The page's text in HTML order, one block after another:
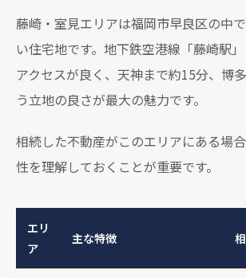
藤崎・室見エリアは福岡市早良区の中
い住宅地です。地下鉄空港線「藤崎駅
アクセスが良く、天神まで約15分、博
う立地の良さが最大の魅力です。
相続した不動産がこのエリアにある場
性を理解しておくことが重要です。
エリ
ア
主な特徴